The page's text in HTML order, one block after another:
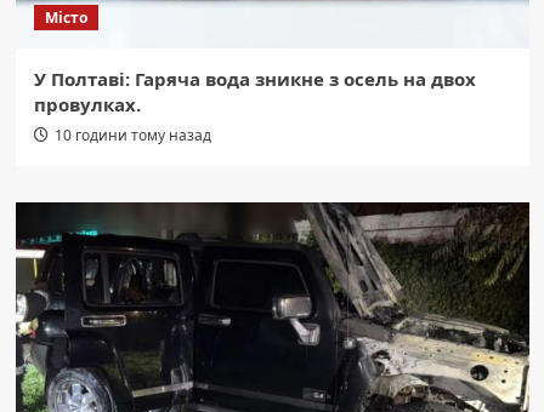
Місто
У Полтаві: Гаряча вода зникне з осель на двох
провулках.
10 години тому назад